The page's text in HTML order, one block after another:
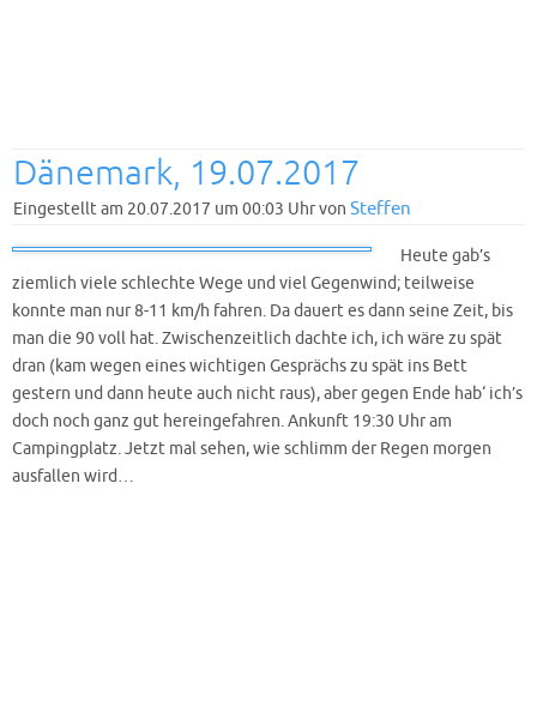
Dänemark, 19.07.2017
Eingestellt am 20.07.2017 um 00:03 Uhr von Steffen
Heute gab’s
ziemlich viele schlechte Wege und viel Gegenwind; teilweise
konnte man nur 8-11 km/h fahren. Da dauert es dann seine Zeit, bis
man die 90 voll hat. Zwischenzeitlich dachte ich, ich wäre zu spät
dran (kam wegen eines wichtigen Gesprächs zu spät ins Bett
gestern und dann heute auch nicht raus), aber gegen Ende hab‘ ich’s
doch noch ganz gut hereingefahren. Ankunft 19:30 Uhr am
Campingplatz. Jetzt mal sehen, wie schlimm der Regen morgen
ausfallen wird…